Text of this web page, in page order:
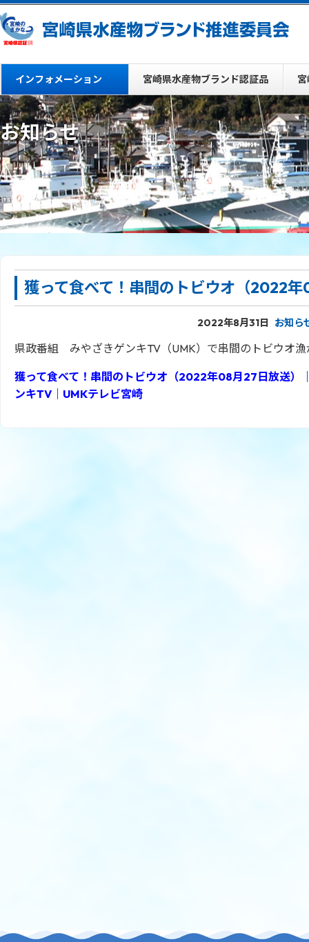
インフォメーション 宮崎県水産物ブランド認証品
お知らせ
獲って食べて！串間のトビウオ（2022
2022年8月31日 お知ら
県政番組 みやざきゲンキTV（UMK）で串間のトビウオ
獲って食べて！串間のトビウオ（2022年08月27日放送）
ンキTV｜UMKテレビ宮崎